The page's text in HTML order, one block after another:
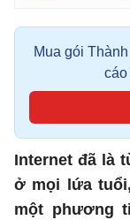
Mua gói
cáo
Internet đã là
ở mọi lứa
một phương